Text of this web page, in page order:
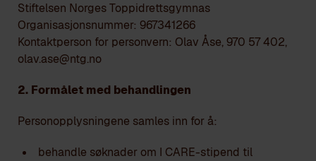
Stiftelsen Norges Toppidrettsgymnas
Organisasjonsnummer: 967341266
Kontaktperson for personvern: Olav Åse, 970 57 402,
olav.ase@ntg.no
2. Formålet med behandlingen
Personopplysningene samles inn for å:
behandle søknader om I CARE-stipend til